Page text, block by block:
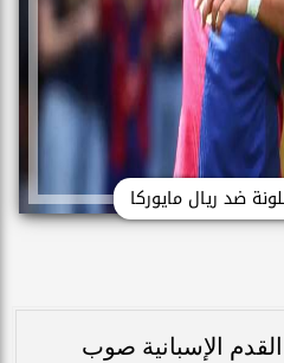
ضد ريال مايوركا
الإسبانية صوب